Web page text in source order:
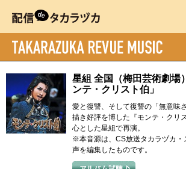
星組 全国（梅田芸術劇場
ンテ・クリスト伯」
愛と復讐、そして復讐の「無意味
描き好評を博した『モンテ・クリ
心とした星組で再演。
※本音源は、CS放送タカラヅカ・
声を編集したものです。